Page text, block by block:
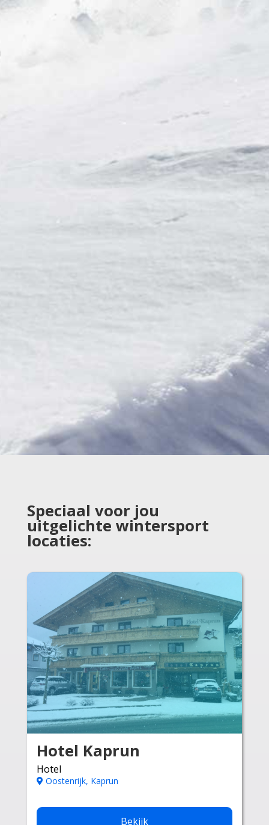
Speciaal voor jou
uitgelichte wintersport
locaties:
Hotel Kaprun
Hotel
Oostenrijk, Kaprun
Bekijk